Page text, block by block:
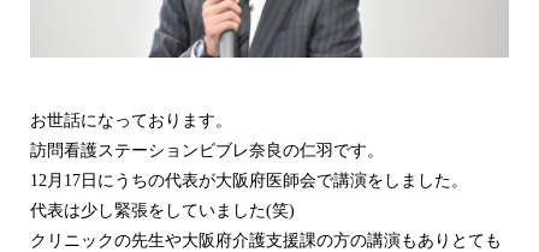
お世話になっております。
訪問看護ステーションビブレ奈良の仁羽です。
12月17日にうちの代表が大阪府医師会で講演をしました。
代表は少し緊張をしていました(笑)
クリニックの先生や大阪府介護支援課の方の講演もありとても